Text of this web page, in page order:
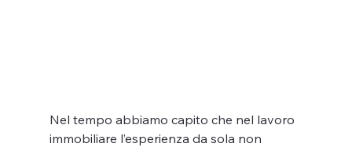
Nel tempo abbiamo capito che nel lavoro
immobiliare l’esperienza da sola non